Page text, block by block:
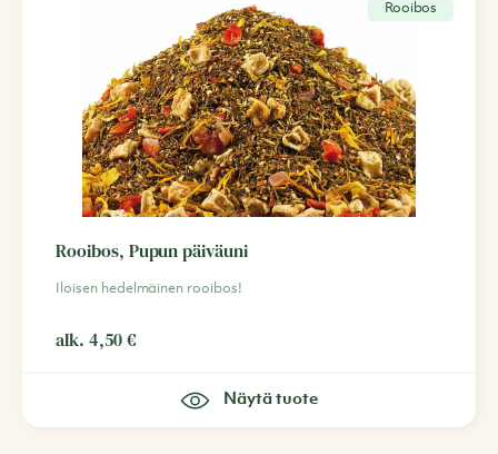
Rooibos
Rooibos, Pupun päiväuni
Iloisen hedelmäinen rooibos!
alk. 4,50€
Näytä tuote